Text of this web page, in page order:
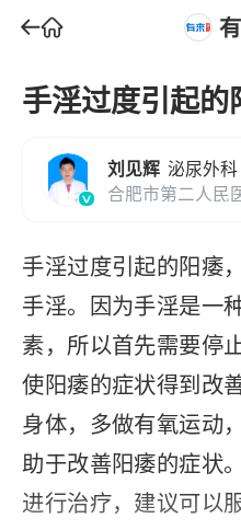
手淫过度引起的
刘见辉 泌尿外科
合肥市第二人民
手淫过度引起的阳痿
手淫。因为手淫是一
素，所以首先需要停
使阳痿的症状得到改
身体，多做有氧运动
助于改善阳痿的症状
进行治疗，建议可以